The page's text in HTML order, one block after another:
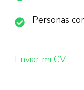
Personas
Enviar mi CV